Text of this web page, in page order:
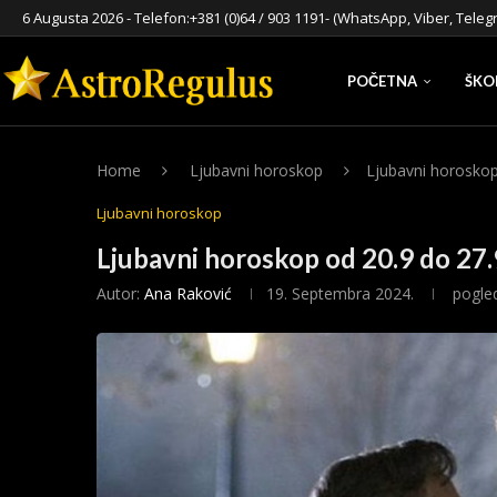
6 Augusta 2026 - Telefon:+381 (0)64 / 903 1191- (WhatsApp, Viber,
POČETNA
Home Ljubavni horoskop Ljubavni
Ljubavni horoskop
Ljubavni horoskop od 20.9 do
Autor: Ana Raković 19. Septembra 2024.